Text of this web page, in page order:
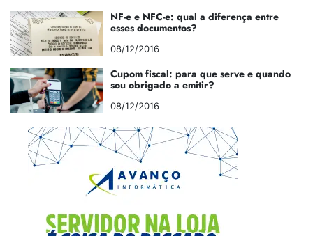
NF-e e NFC-e: qual a diferença entre
esses documentos?
08/12/2016
Cupom fiscal: para que serve e quando
sou obrigado a emitir?
08/12/2016